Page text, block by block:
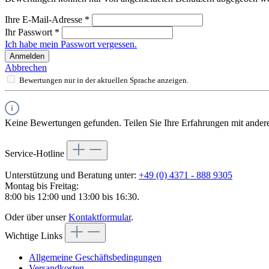
Ihre E-Mail-Adresse *
Ihr Passwort *
Ich habe mein Passwort vergessen.
Anmelden
Abbrechen
Bewertungen nur in der aktuellen Sprache anzeigen.
Keine Bewertungen gefunden. Teilen Sie Ihre Erfahrungen mit
Service-Hotline
Unterstützung und Beratung unter: +49 (0) 4371 - 888 9305
Montag bis Freitag:
8:00 bis 12:00 und 13:00 bis 16:30.
Oder über unserKontaktformular.
Wichtige Links
Allgemeine Geschäftsbedingungen